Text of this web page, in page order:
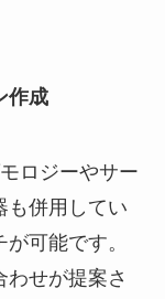
作成
ロジーやサー
も併用してい
可能です。
せが提案さ